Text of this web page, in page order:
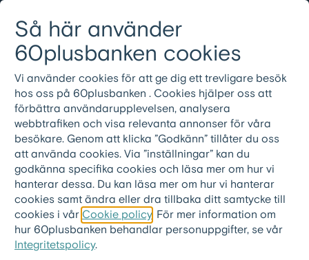
Så här använder
60plusbanken cookies
Vi använder cookies för att ge dig ett trevligare besök
hos oss på 60plusbanken . Cookies hjälper oss att
förbättra användarupplevelsen, analysera
webbtrafiken och visa relevanta annonser för våra
besökare. Genom att klicka ”Godkänn” tillåter du oss
att använda cookies. Via ”inställningar” kan du
godkänna specifika cookies och läsa mer om hur vi
hanterar dessa. Du kan läsa mer om hur vi hanterar
cookies samt ändra eller dra tillbaka ditt samtycke till
cookies i vår Cookie policy . För mer information om
hur 60plusbanken behandlar personuppgifter, se vår
Integritetspolicy.
Meny
08-501 01 200
60plusbanken.se